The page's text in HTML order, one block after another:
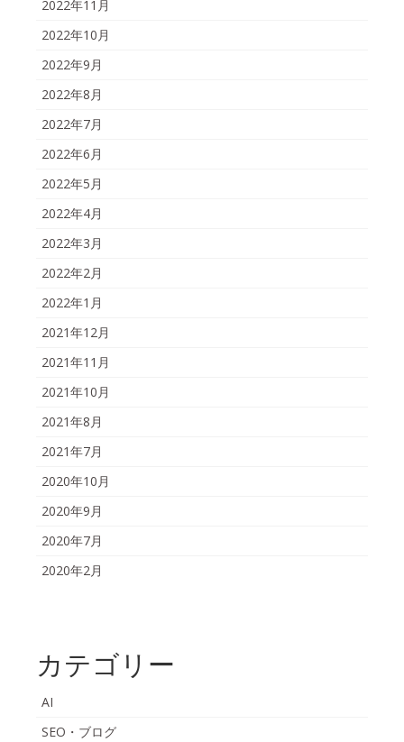
2022年11月
2022年10月
2022年9月
2022年8月
2022年7月
2022年6月
2022年5月
2022年4月
2022年3月
2022年2月
2022年1月
2021年12月
2021年11月
2021年10月
2021年8月
2021年7月
2020年10月
2020年9月
2020年7月
2020年2月
カテゴリー
AI
SEO・ブログ